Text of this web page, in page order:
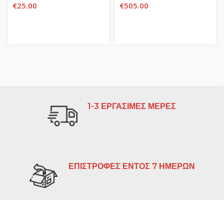
€25.00 €505.00
1-3 ΕΡΓΑΣΙΜΕΣ ΜΕΡΕΣ
ΕΠΙΣΤΡΟΦΕΣ ΕΝΤΟΣ 7 ΗΜΕΡΩΝ